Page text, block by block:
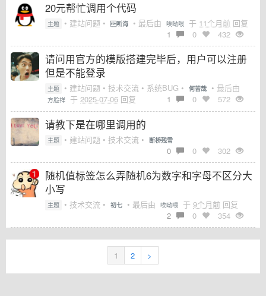
20元帮忙调用个代码
主题 • 建站问题 • 听海 • 最后由 唉呦喂 于 11个月前 回复
1
0 432
请问用官方的模版搭建完毕后，用户可以注册
但是不能登录
主题 • 建站问题 • 技术交流 • 系统BUG • 何苦哉 • 最后由
方脸祥 于 2025-07-06 回复 1 0 572
请教下是在哪里调用的
主题 • 建站问题 • 技术交流 • 断桥残雪
0 0 302
随机值标签怎么弄随机6为数字和字母不区分大
小写
主题 • 技术交流 • 初七 • 最后由 唉呦喂 于 9个月前 回复
2
0 354
1 2 >